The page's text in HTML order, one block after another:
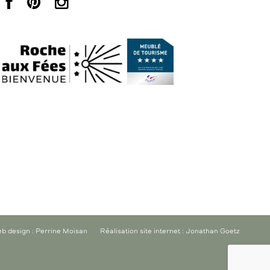
design : Perrine Moisan Réalisation site internet : Jonathan Goetz